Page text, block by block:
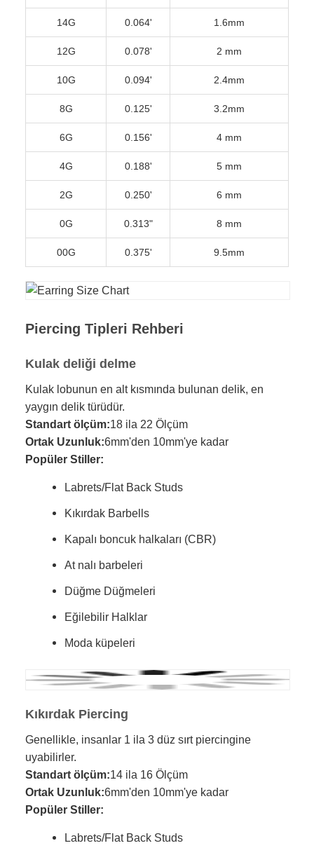
14G 0.064' 1.6mm
12G 0.078' 2 mm
10G 0.094' 2.4mm
8G 0.125' 3.2mm
6G 0.156' 4 mm
4G 0.188' 5 mm
2G 0.250' 6 mm
0G 0.313" 8 mm
00G 0.375' 9.5mm
Piercing Tipleri Rehberi
Kulak deliği delme
Kulak lobunun en alt kısmında bulunan delik, en
yaygın delik türüdür.
Standart ölçüm:18 ila 22 Ölçüm
Ortak Uzunluk:6mm'den 10mm'ye kadar
Popüler Stiller:
Labrets/Flat Back Studs
Kıkırdak Barbells
Kapalı boncuk halkaları (CBR)
At nalı barbeleri
Düğme Düğmeleri
Eğilebilir Halklar
Moda küpeleri
Kıkırdak Piercing
Genellikle, insanlar 1 ila 3 düz sırt piercingine
uyabilirler.
Standart ölçüm:14 ila 16 Ölçüm
Ortak Uzunluk:6mm'den 10mm'ye kadar
Popüler Stiller:
Labrets/Flat Back Studs